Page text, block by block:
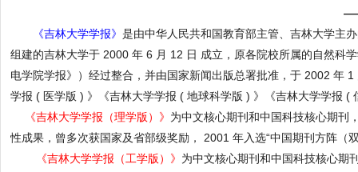
《吉林大学学报》 是由中华人民共和国教育部主管、吉林大学主
组建的吉林大学于 2000 年 6 月 12 日 成立，原各院校所属的自然科
电学院学报》）经过整合，并由国家新闻出版总署批准，于 2002 年
学报 ( 医学版 ) 》《吉林大学学报 ( 地球科学版 ) 》《吉林大学学报 (
《吉林大学学报（理学版）》 为中文核心期刊和中国科技核心期刊
性成果，曾多次获国家及省部级奖励， 2001 年入选“中国期刊方阵
《吉林大学学报（工学版）》 为中文核心期刊和中国科技核心期